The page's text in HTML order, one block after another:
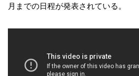
月までの日程が発表されている。